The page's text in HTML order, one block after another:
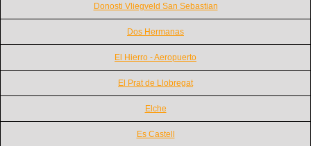
Donosti Vliegveld San Sebastian
Dos Hermanas
El Hierro - Aeropuerto
El Prat de Llobregat
Elche
Es Castell